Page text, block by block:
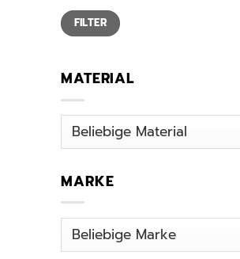
Min.
Preis
Max.
PreisFILTER
MATERIAL
MARKE